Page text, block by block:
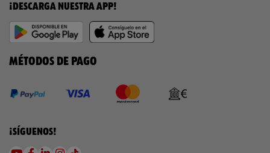
¡DESCARGA NUESTRA APP!
MÉTODOS DE PAGO
¡SÍGUENOS!